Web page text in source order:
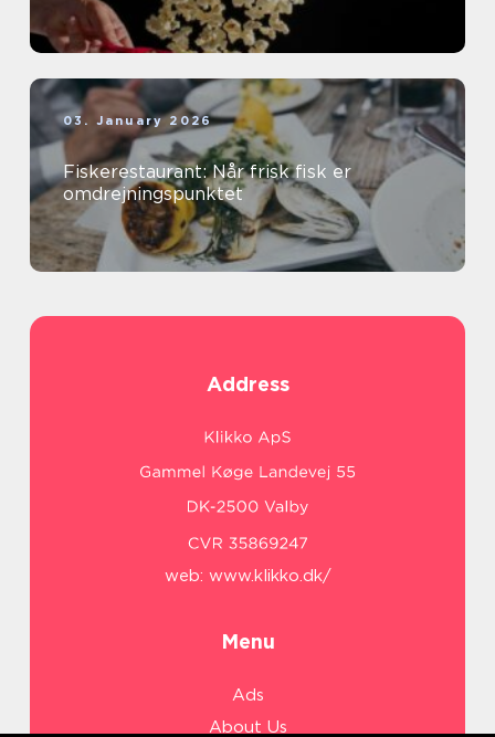
03. January 2026
Fiskerestaurant: Når frisk fisk er
omdrejningspunktet
Address
web: www.klikko.dk/
Menu
Ads
About Us